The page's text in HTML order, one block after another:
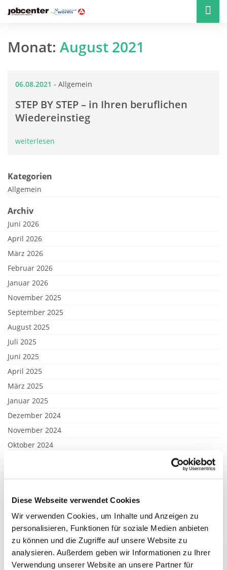
Diese Webseite verwendet Cookies
Wir verwenden Cookies, um Inhalte und Anzeigen zu
personalisieren, Funktionen für soziale Medien anbieten
zu können und die Zugriffe auf unsere Website zu
analysieren. Außerdem geben wir Informationen zu Ihrer
Verwendung unserer Website an unsere Partner für
Kategorien
Allgemein
Archiv
Juni 2026
April 2026
März 2026
Februar 2026
Januar 2026
November 2025
September 2025
August 2025
Juli 2025
Juni 2025
April 2025
März 2025
Januar 2025
Dezember 2024
November 2024
Oktober 2024
Januar 2024
Dezember 2023
November 2023
Oktober 2023
September 2023
Monat: August 2021
06.08.2021 - Allgemein
STEP BY STEP – in Ihren beruflichen
Wiedereinstieg
weiterlesen